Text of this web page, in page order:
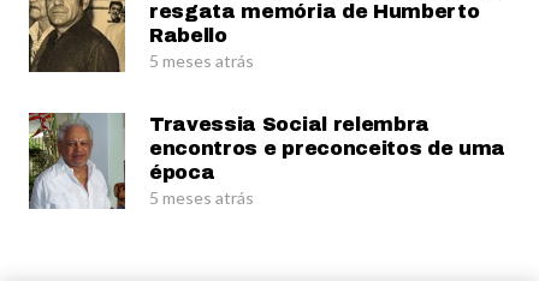
resgata memória de Humberto
Rabello
5 meses atrás
Travessia Social relembra
encontros e preconceitos de uma
época
5 meses atrás